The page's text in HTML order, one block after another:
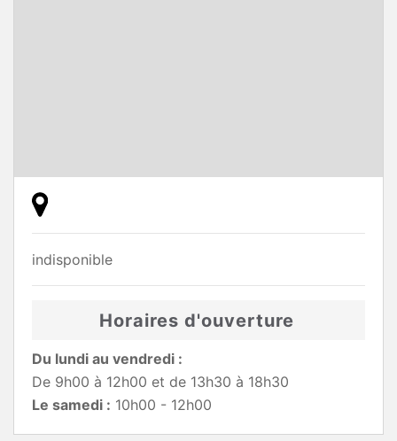
indisponible
Horaires d'ouverture
Du lundi au vendredi :
De 9h00 à 12h00 et de 13h30 à 18h30
Le samedi : 10h00 - 12h00